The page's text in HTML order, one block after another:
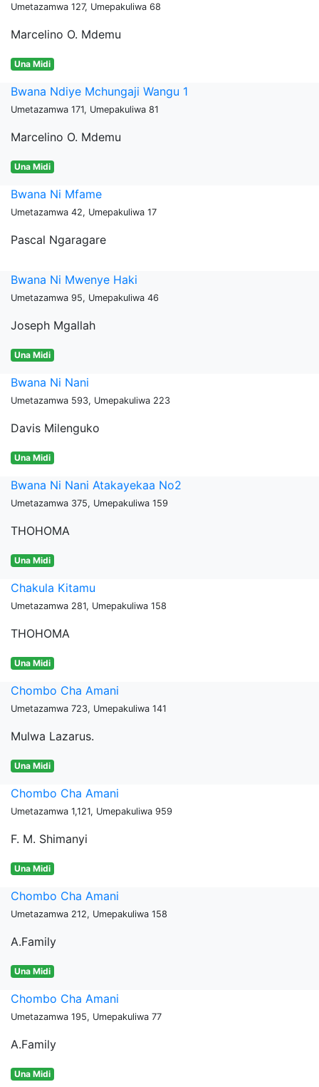
Umetazamwa 127, Umepakuliwa 68
Marcelino O. Mdemu
Una Midi
Bwana Ndiye Mchungaji Wangu 1
Umetazamwa 171, Umepakuliwa 81
Marcelino O. Mdemu
Una Midi
Bwana Ni Mfame
Umetazamwa 42, Umepakuliwa 17
Pascal Ngaragare
Bwana Ni Mwenye Haki
Umetazamwa 95, Umepakuliwa 46
Joseph Mgallah
Una Midi
Bwana Ni Nani
Umetazamwa 593, Umepakuliwa 223
Davis Milenguko
Una Midi
Bwana Ni Nani Atakayekaa No2
Umetazamwa 375, Umepakuliwa 159
THOHOMA
Una Midi
Chakula Kitamu
Umetazamwa 281, Umepakuliwa 158
THOHOMA
Una Midi
Chombo Cha Amani
Umetazamwa 723, Umepakuliwa 141
Mulwa Lazarus.
Una Midi
Chombo Cha Amani
Umetazamwa 1,121, Umepakuliwa 959
F. M. Shimanyi
Una Midi
Chombo Cha Amani
Umetazamwa 212, Umepakuliwa 158
A.Family
Una Midi
Chombo Cha Amani
Umetazamwa 195, Umepakuliwa 77
A.Family
Una Midi